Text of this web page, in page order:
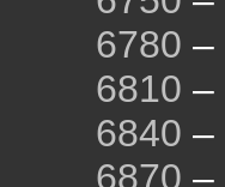
6780 –
6810 –
6840 –
6870 –